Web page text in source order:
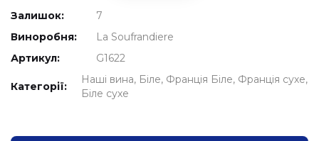
Залишок:
7
Виноробня:
La Soufrandiere
Артикул:
G1622
Категорії:
Наші вина Біле Франція Біле Франція сухе
Біле сухе